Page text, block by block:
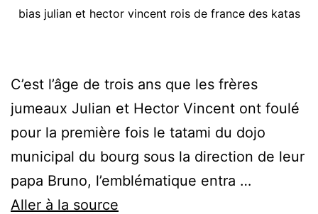
bias julian et hector vincent rois de france des katas
C’est l’âge de trois ans que les frères
jumeaux Julian et Hector Vincent ont foulé
pour la première fois le tatami du dojo
municipal du bourg sous la direction de leur
papa Bruno, l’emblématique entra …
Aller à la source